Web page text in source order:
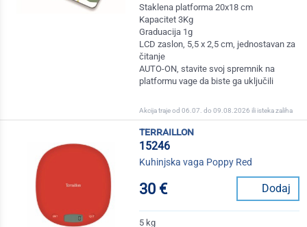
Staklena platforma 20x18 cm
Kapacitet 3Kg
Graduacija 1g
LCD zaslon, 5,5 x 2,5 cm, jednostavan za
čitanje
AUTO-ON, stavite svoj spremnik na
platformu vage da biste ga uključili
Akcija traje od 06.07. do 09.08.2026 ili isteka zaliha
terraillon
15246
Kuhinjska vaga Poppy Red
30 € Dodaj
5 kg